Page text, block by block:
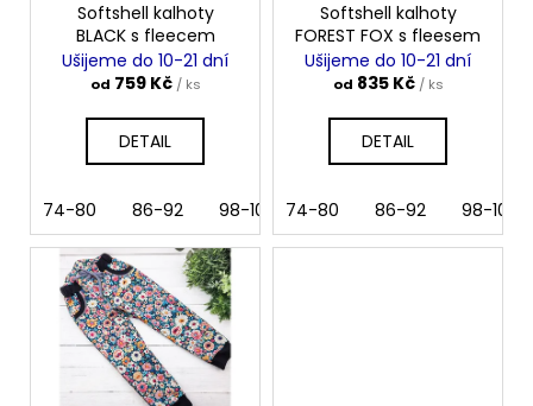
Softshell kalhoty
BLACK s fleecem
Ušijeme do 10-21 dní
od 759 Kč / ks
DETAIL
74-80 86-92 98-104 110 116 122 128
Softshell kalhoty
FOREST FOX s fleesem
Ušijeme do 10-21 dní
od 835 Kč / ks
DETAIL
74-80 86-92 98-104